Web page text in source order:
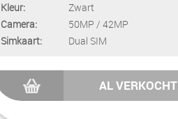
Kleur:
Camera:
Simkaart:
Zwart
50MP / 42MP
Dual SIM
AL VERKOCHT